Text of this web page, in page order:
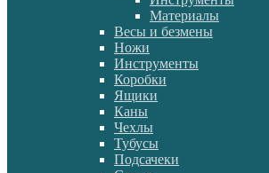
Материалы
Весы и безмены
Ножи
Инструменты
Коробки
Ящики
Каны
Чехлы
Тубусы
Подсачеки